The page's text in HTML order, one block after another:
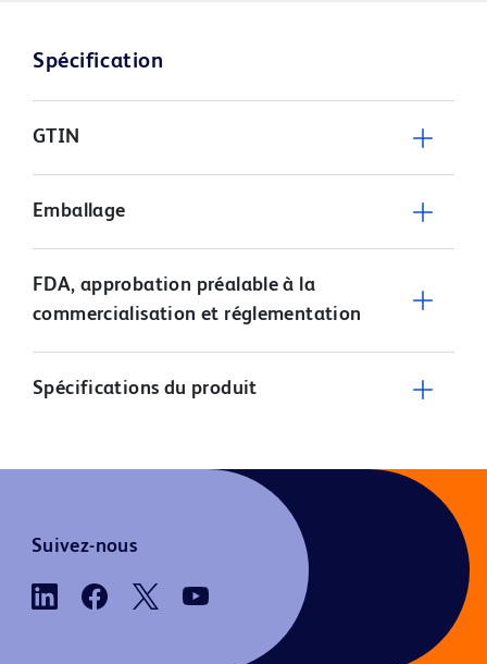
Spécification
GTIN
Emballage
FDA, approbation préalable à la
commercialisation et réglementation
Spécifications du produit
Suivez-nous